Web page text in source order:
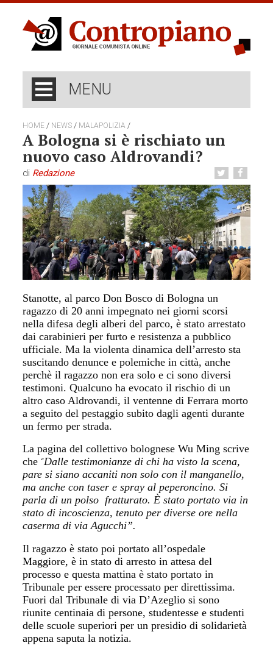
MENU
HOME / NEWS / MALAPOLIZIA /
A Bologna si è rischiato un
nuovo caso Aldrovandi?
di Redazione
Stanotte, al parco Don Bosco di Bolognaun
ragazzo di 20anni impegnato nei giorni scorsi
nella difesa degli alberi del parco, è stato arrestato
dai carabinieriper furto e resistenza a pubblico
ufficiale.Ma la violenta dinamica dell’arresto sta
suscitando denunce e polemiche in città, anche
perchè il ragazzo non era solo e ci sono diversi
testimoni. Qualcuno ha evocato il rischio di un
altro caso Aldrovandi, il ventenne di Ferrara morto
a seguito del pestaggio subito dagli agenti durante
un fermo per strada.
La pagina del collettivo bolognese Wu Ming scrive
che “Dalle testimonianze di chi ha visto la scena,
pare si siano accaniti non solo con il manganello,
ma anche con taser e spray al peperoncino. Si
parla di un polso fratturato. È stato portato via in
stato di incoscienza, tenuto per diverse ore nella
caserma di via Agucchi”.
Il ragazzo è stato poi portato all’ospedale
Maggiore, è in stato di arresto in attesa del
processoe questa mattina è stato portato in
Tribunale per essere processato per direttissima.
Fuori dal Tribunale di via D’Azeglio si sono
riunite centinaia di persone, studentesse e studenti
delle scuole superiori per un presidio di solidarietà
appena saputa la notizia.